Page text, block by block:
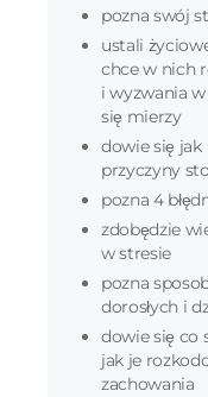
pozna swój
ustali
chce w nich
i wyzwania
się mierzy
dowie się jak
przyczyny
pozna 4
zdobędzie
w stresie
pozna
dorosłych i
dowie się co
jak je
zachowania